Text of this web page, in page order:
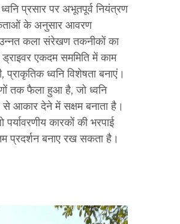
प्रसार पर अभूतपूर्व नियंत्रण
के अनुसार आवरण
कला संरेखण तकनीकों का
एकदम सममिति में काम
ध्वनि विशेषता बनाएं।
तक फैला हुआ है, जो ध्वनि
से आकार देने में सक्षम बनाता है।
कारकों की भरपाई
प्रदर्शन बनाए रख सकता है।